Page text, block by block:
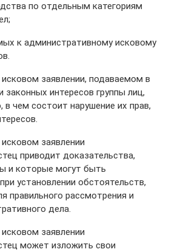
по отдельным категориям
к административному исковому
заявлении, подаваемом в
законных интересов группы лиц,
чем состоит нарушение их прав,
заявлении
приводит доказательства,
и которые могут быть
установлении обстоятельств,
правильного рассмотрения и
дела.
заявлении
может изложить свои